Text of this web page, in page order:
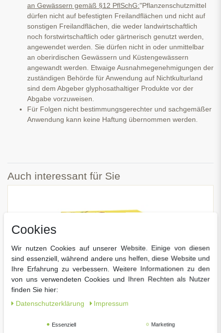
an Gewässern gemäß §12 PflSchG:"Pflanzenschutzmittel
dürfen nicht auf befestigten Freilandflächen und nicht auf
sonstigen Freilandflächen, die weder landwirtschaftlich
noch forstwirtschaftlich oder gärtnerisch genutzt werden,
angewendet werden. Sie dürfen nicht in oder unmittelbar
an oberirdischen Gewässern und Küstengewässern
angewandt werden. Etwaige Ausnahmegenehmigungen der
zuständigen Behörde für Anwendung auf Nichtkulturland
sind dem Abgeber glyphosathaltiger Produkte vor der
Abgabe vorzuweisen.
Für Folgen nicht bestimmungsgerechter und sachgemäßer
Anwendung kann keine Haftung übernommen werden.
Auch interessant für Sie
Cookies
Wir nutzen Cookies auf unserer Website. Einige von diesen
sind essenziell, während andere uns helfen, diese Website und
Ihre Erfahrung zu verbessern. Weitere Informationen zu den
von uns verwendeten Cookies und Ihren Rechten als Nutzer
finden Sie hier:
Daten­schutz­erklärung
Impressum
Essenziell Marketing